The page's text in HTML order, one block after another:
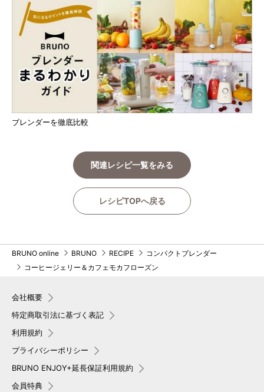
ブレンダーを徹底比較
関連レシピ一覧をみる
レシピTOPへ戻る
BRUNO online BRUNO RECIPE
コンパクトブレンダー
コーヒージェリー＆カフェモカフローズン
会社概要
特定商取引法に基づく表記
利用規約
プライバシーポリシー
BRUNO ENJOY+延長保証利用規約
会員特典